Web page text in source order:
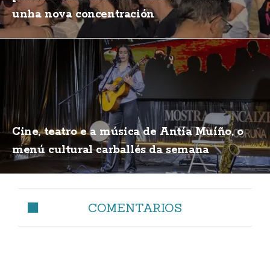
unha nova concentración
Cine, teatro e a música de Antía Muíño, o
menú cultural carballés da semana
COMENTARIOS